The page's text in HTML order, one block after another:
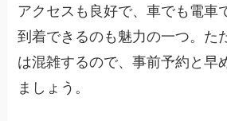
アクセスも良好で、車でも電車
到着できるのも魅力の一つ。た
は混雑するので、事前予約と早
ましょう。